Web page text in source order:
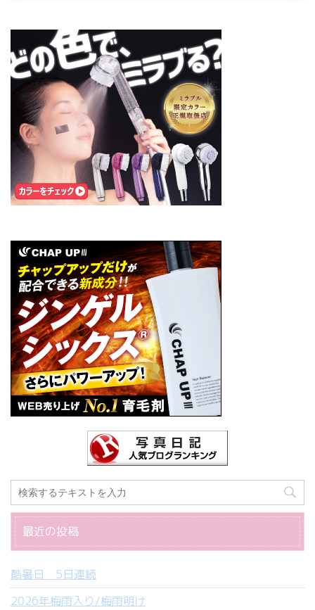
最近の投稿
酷暑日 5日連続
2026年梅雨入り/梅雨明け